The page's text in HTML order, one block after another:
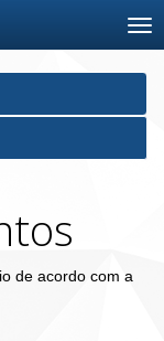
de acordo com a